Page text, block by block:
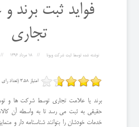
فواید ثبت برند
تجاری
نوشته شده توسط ثبت شرکت ویونا 18 مرداد 1396
امتیاز 3.58 (تعداد رای 6)
برند یا علامت تجاری توسط شرکت ها و
حقیقی به ثبت می رسد تا به واسطه آن
خدمات خودشان را بتوانند شناسنامه دار و